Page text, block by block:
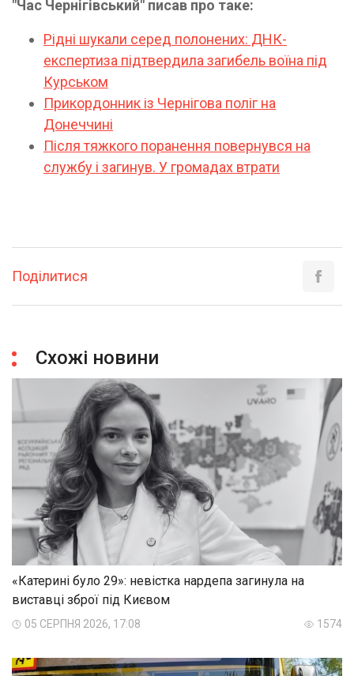
"Час Чернігівський" писав про таке:
Рідні шукали серед полонених: ДНК-
експертиза підтвердила загибель воїна під
Курськом
Прикордонник із Чернігова поліг на
Донеччині
Після тяжкого поранення повернувся на
службу і загинув. У громадах втрати
Поділитися
Схожі новини
«Катерині було 29»: невістка нардепа загинула на
виставці зброї під Києвом
05 СЕРПНЯ 2026, 17:08 1574